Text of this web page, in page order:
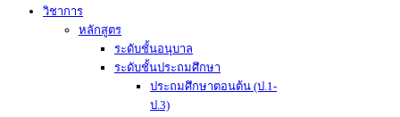
วิชาการ
หลักสูตร
ระดับชั้นอนุบาล
ระดับชั้นประถมศึกษา
ประถมศึกษาตอนต้น (ป.1-
ป.3)